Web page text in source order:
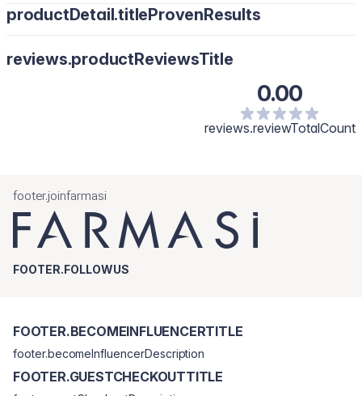
productDetail.titleProvenResults
reviews.productReviewsTitle
0.00
reviews.reviewTotalCount
footer.joinfarmasi
FOOTER.FOLLOWUS
FOOTER.BECOMEINFLUENCERTITLE
footer.becomeInfluencerDescription
FOOTER.GUESTCHECKOUTTITLE